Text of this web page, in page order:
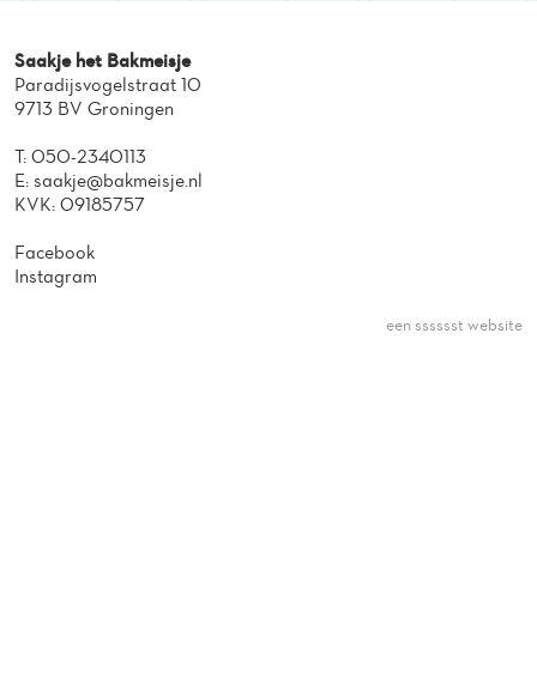
Saakje het Bakmeisje
Paradijsvogelstraat 10
9713 BV Groningen
T: 050-2340113
E: saakje@bakmeisje.nl
KVK: 09185757
Facebook
Instagram
een sssssst website